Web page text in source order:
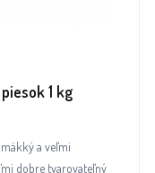
1 kg
a veľmi
dobre tvarovateľný